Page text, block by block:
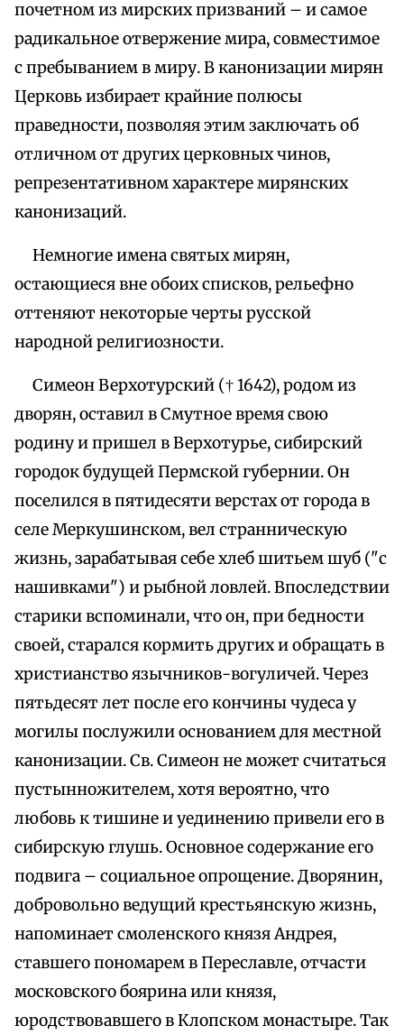
почетном из мирских призваний – и самое
радикальное отвержение мира, совместимое
с пребыванием в миру. В канонизации мирян
Церковь избирает крайние полюсы
праведности, позволяя этим заключать об
отличном от других церковных чинов,
репрезентативном характере мирянских
канонизаций.
Немногие имена святых мирян,
остающиеся вне обоих списков, рельефно
оттеняют некоторые черты русской
народной религиозности.
Симеон Верхотурский († 1642), родом из
дворян, оставил в Смутное время свою
родину и пришел в Верхотурье, сибирский
городок будущей Пермской губернии. Он
поселился в пятидесяти верстах от города в
селе Меркушинском, вел странническую
жизнь, зарабатывая себе хлеб шитьем шуб ("с
нашивками") и рыбной ловлей. Впоследствии
старики вспоминали, что он, при бедности
своей, старался кормить других и обращать в
христианство язычников-вогуличей. Через
пятьдесят лет после его кончины чудеса у
могилы послужили основанием для местной
канонизации. Св. Симеон не может считаться
пустынножителем, хотя вероятно, что
любовь к тишине и уединению привели его в
сибирскую глушь. Основное содержание его
подвига – социальное опрощение. Дворянин,
добровольно ведущий крестьянскую жизнь,
напоминает смоленского князя Андрея,
ставшего пономарем в Переславле, отчасти
московского боярина или князя,
юродствовавшего в Клопском монастыре. Так